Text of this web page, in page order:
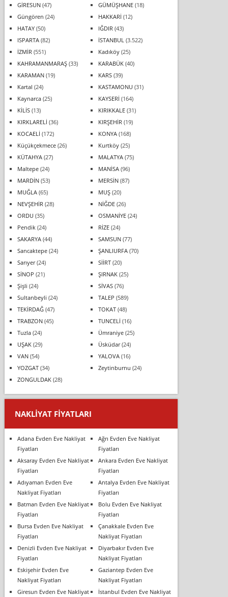
GİRESUN(47) GÜMÜŞHANE(18)
Güngören (24) HAKKARİ (12)
HATAY(50) IĞDIR (43)
ISPARTA(82) İSTANBUL (3.522)
İZMİR (551) Kadıköy(25)
KAHRAMANMARAŞ(33) KARABÜK(40)
KARAMAN(19) KARS(39)
Kartal (24) KASTAMONU (31)
Kaynarca(25) KAYSERİ (164)
KİLİS(13) KIRIKKALE(31)
KIRKLARELİ (36) KIRŞEHİR (19)
KOCAELİ (172) KONYA(168)
Küçükçekmece(26) Kurtköy(25)
KÜTAHYA(27) MALATYA(75)
Maltepe(24) MANİSA(96)
MARDİN(53) MERSİN(87)
MUĞLA(65) MUŞ(20)
NEVŞEHİR (28) NİĞDE(26)
ORDU (35) OSMANİYE(24)
Pendik(24) RİZE(24)
SAKARYA(44) SAMSUN(77)
Sancaktepe(24) ŞANLIURFA(70)
Sarıyer(24) SİİRT(20)
SİNOP (21) ŞIRNAK(25)
Şişli (24) SİVAS(76)
Sultanbeyli (24) TALEP (589)
TEKİRDAĞ(47) TOKAT(48)
TRABZON(45) TUNCELİ (16)
Tuzla(24) Ümraniye(25)
UŞAK(29) Üsküdar(24)
VAN(54) YALOVA(16)
YOZGAT(34) Zeytinburnu (24)
ZONGULDAK(28)
NAKLIYAT FIYATLARI
Adana Evden Eve Nakliyat
Fiyatları
Ağrı Evden Eve Nakliyat
Fiyatları
Aksaray Evden Eve Nakliyat
Fiyatları
Ankara Evden Eve Nakliyat
Fiyatları
Adıyaman Evden Eve
Nakliyat Fiyatları
Antalya Evden Eve Nakliyat
Fiyatları
Batman Evden Eve Nakliyat
Fiyatları
Bolu Evden Eve Nakliyat
Fiyatları
Bursa Evden Eve Nakliyat
Fiyatları
Çanakkale Evden Eve
Nakliyat Fiyatları
Denizli Evden Eve Nakliyat
Fiyatları
Diyarbakır Evden Eve
Nakliyat Fiyatları
Eskişehir Evden Eve
Nakliyat Fiyatları
Gaziantep Evden Eve
Nakliyat Fiyatları
Giresun Evden Eve Nakliyat
İstanbul Evden Eve Nakliyat